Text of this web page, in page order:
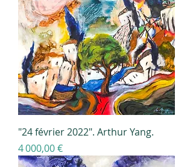
"24 février 2022". Arthur Yang.
Prix
4 000,00 €